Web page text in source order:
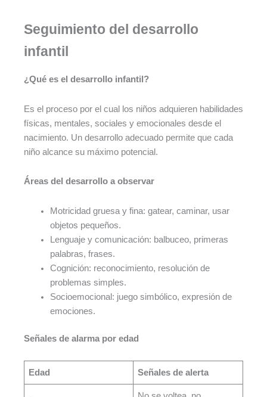
Seguimiento del desarrollo
infantil
¿Qué es el desarrollo infantil?
Es el proceso por el cual los niños adquieren habilidades
físicas, mentales, sociales y emocionales desde el
nacimiento. Un desarrollo adecuado permite que cada
niño alcance su máximo potencial.
Áreas del desarrollo a observar
Motricidad gruesa y fina: gatear, caminar, usar
objetos pequeños.
Lenguaje y comunicación: balbuceo, primeras
palabras, frases.
Cognición: reconocimiento, resolución de
problemas simples.
Socioemocional: juego simbólico, expresión de
emociones.
Señales de alarma por edad
Edad Señales de alerta